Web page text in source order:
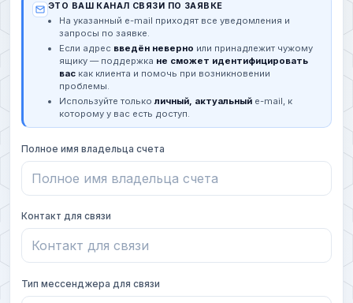
ЭТО ВАШ КАНАЛ СВЯЗИ ПО ЗАЯВКЕ
На указанный e-mail приходят все уведомления и
запросы по заявке.
Если адрес введён неверно или принадлежит чужому
ящику — поддержка не сможет идентифицировать
вас как клиента и помочь при возникновении
проблемы.
Используйте тольколичный, актуальный e-mail, к
которому у вас есть доступ.
Полное имя владельца счета
Контакт для связи
Тип мессенджера для связи